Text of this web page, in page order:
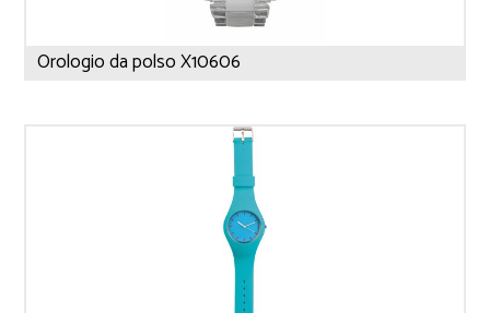
Orologio da polso X10606